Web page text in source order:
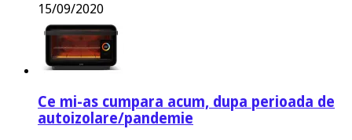
15/09/2020
Ce mi-as cumpara acum, dupa perioada de
autoizolare/pandemie